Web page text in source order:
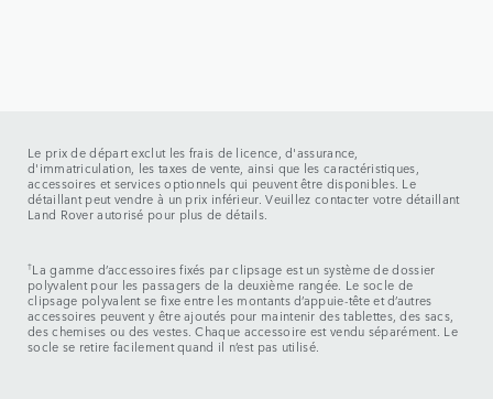
Le prix de départ exclut les frais de licence, d'assurance,
d'immatriculation, les taxes de vente, ainsi que les caractéristiques,
accessoires et services optionnels qui peuvent être disponibles. Le
détaillant peut vendre à un prix inférieur. Veuillez contacter votre détaillant
Land Rover autorisé pour plus de détails.
†La gamme d’accessoires fixés par clipsage est un système de dossier
polyvalent pour les passagers de la deuxième rangée. Le socle de
clipsage polyvalent se fixe entre les montants d’appuie-tête et d’autres
accessoires peuvent y être ajoutés pour maintenir des tablettes, des sacs,
des chemises ou des vestes. Chaque accessoire est vendu séparément. Le
socle se retire facilement quand il n’est pas utilisé.